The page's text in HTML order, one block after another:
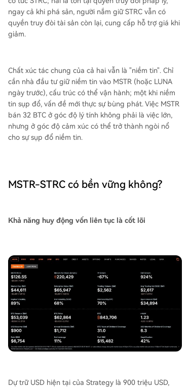
ngay cả khi phá sản, người nắm giữ STRC vẫn có
quyền truy đòi tài sản còn lại, cung cấp hỗ trợ giá khi
giảm.
Chất xúc tác chung của cả hai vẫn là "niềm tin". Chỉ
cần nhà đầu tư giữ niềm tin vào MSTR (hoặc LUNA
ngày trước), cấu trúc có thể vận hành; một khi niềm
tin sụp đổ, vấn đề mới thực sự bùng phát. Việc MSTR
bán 32 BTC ở góc độ lý tính không phải là việc lớn,
nhưng ở góc độ cảm xúc có thể trở thành ngòi nổ
cho sự sụp đổ niềm tin.
MSTR-STRC có bền vững không?
Khả năng huy động vốn liên tục là cốt lõi
Dự trữ USD hiện tại của Strategy là 900 triệu USD,